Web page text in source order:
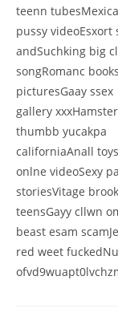
teenn
pussy videoEsxort
andSuchking big
songRomanc
picturesGaay ssex
gallery
thumbb yucakpa
californiaAnall
onlne videoSexy
storiesVitage
teensGayy cllwn
beast esam
red weet